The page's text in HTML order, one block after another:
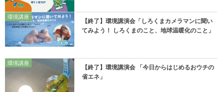
環境講座
【終了】環境講演会「しろくまカメラマンに聞い
てみよう！ しろくまのこと、地球温暖化のこと」
環境講座
【終了】環境講演会 「今日からはじめるおウチの
省エネ」